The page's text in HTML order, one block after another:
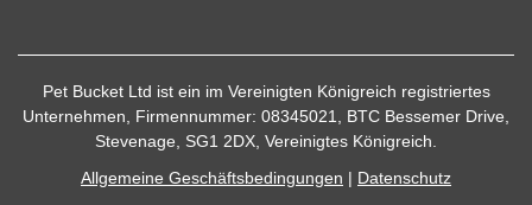
Pet Bucket Ltd ist ein im Vereinigten Königreich registriertes
Unternehmen, Firmennummer: 08345021, BTC Bessemer Drive,
Stevenage, SG1 2DX, Vereinigtes Königreich.
Allgemeine Geschäftsbedingungen | Datenschutz